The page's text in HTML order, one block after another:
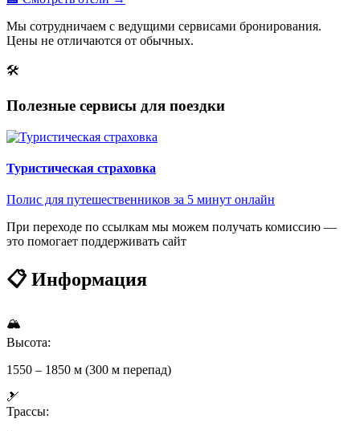
Мы сотрудничаем с ведущими сервисами бронирования.
Цены не отличаются от обычных.
🛠
Полезные сервисы для поездки
Туристическая страховка
Полис для путешественников за 5 минут онлайн
При переходе по ссылкам мы можем получать комиссию —
это помогает поддерживать сайт
📋 Информация
🏔
Высота:
1550 – 1850 м (300 м перепад)
🎿
Трассы: